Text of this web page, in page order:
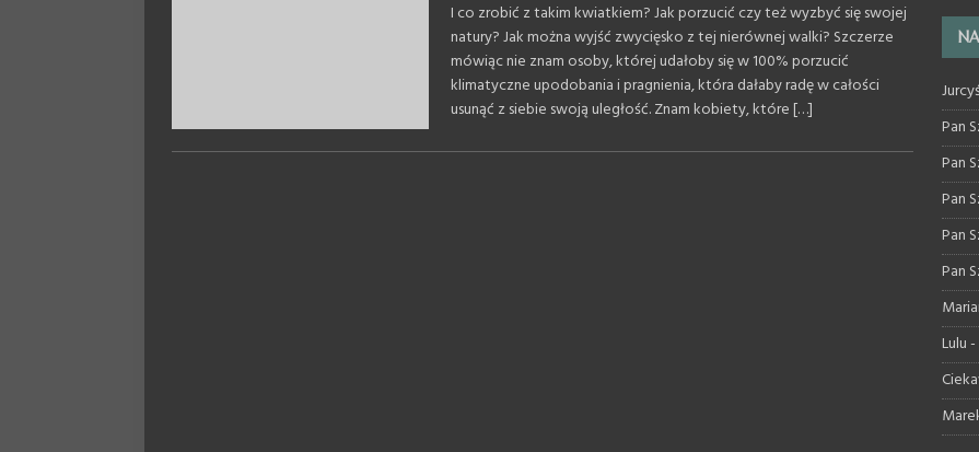
I co zrobić z takim kwiatkiem? Jak porzucić czy też wyzbyć się swojej
natury? Jak można wyjść zwycięsko z tej nierównej walki? Szczerze
mówiąc nie znam osoby, której udałoby się w 100% porzucić
klimatyczne upodobania i pragnienia, która dałaby radę w całości
usunąć z siebie swoją uległość. Znam kobiety, które[…]
Pan
Pan
Pan
Pan
Pan
Lulu-